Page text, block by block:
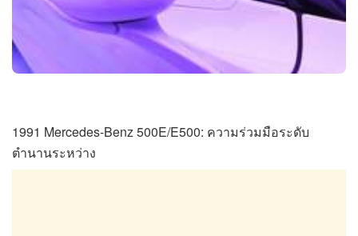
1991 Mercedes-Benz 500E/E500: ความร่วมมือระดับ
ตำนานระหว่าง